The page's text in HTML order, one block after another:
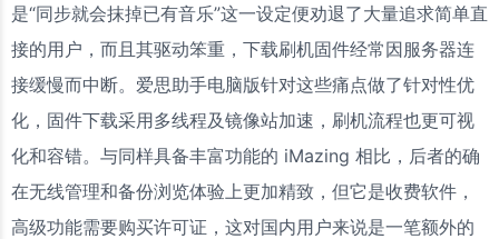
是“同步就会抹掉已有音乐”这一设定便劝退了大量追求简单直
接的用户，而且其驱动笨重，下载刷机固件经常因服务器连
接缓慢而中断。爱思助手电脑版针对这些痛点做了针对性优
化，固件下载采用多线程及镜像站加速，刷机流程也更可视
化和容错。与同样具备丰富功能的 iMazing 相比，后者的确
在无线管理和备份浏览体验上更加精致，但它是收费软件，
高级功能需要购买许可证，这对国内用户来说是一笔额外的